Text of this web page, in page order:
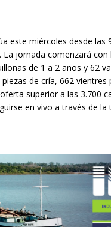
este miércoles desde
jornada comenzará
de 1 a 2 años y 62
de cría, 662
superior a las 3.700
en vivo a través de